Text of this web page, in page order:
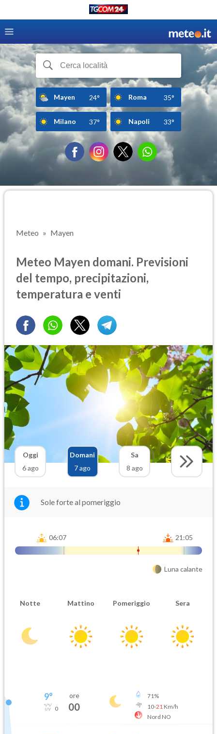
Mayen 24° Roma 35°
Milano 37° Napoli 33°
Meteo Mayen
Meteo Mayen domani. Previsioni
del tempo, precipitazioni,
temperatura e venti
Oggi
6 ago
Domani
7 ago
Sa
8 ago
Sole forte al pomeriggio
06:07 21:05
Luna calante
Notte Mattino Pomeriggio Sera
9°
0
ore
00
71%
10-21 Km/h
Nord NO